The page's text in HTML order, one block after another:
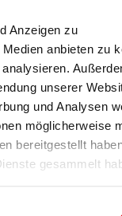
Anzeigen zu
anbieten zu
unserer
und Analysen
möglicherweise
bereitgestellt
gesammelt
die DSGVO.
angehalten, die
und dieser
Insbesondere
die aus Ihrem
aufgrund des
über